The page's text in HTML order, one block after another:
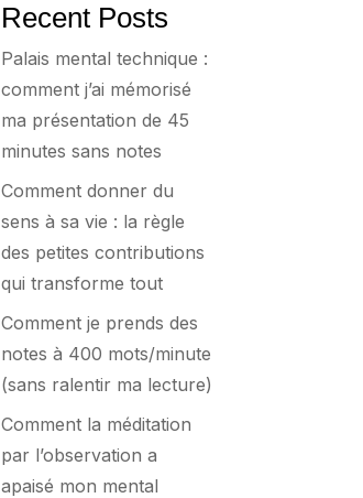
Recent Posts
Palais mental technique :
comment j’ai mémorisé
ma présentation de 45
minutes sans notes
Comment donner du
sens à sa vie : la règle
des petites contributions
qui transforme tout
Comment je prends des
notes à 400 mots/minute
(sans ralentir ma lecture)
Comment la méditation
par l’observation a
apaisé mon mental